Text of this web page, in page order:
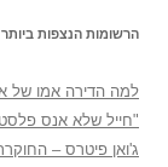
הרשומות הנצפות
למה הדירה אמו של
"חייל שלא אנס
ג'ואן פיטרס –